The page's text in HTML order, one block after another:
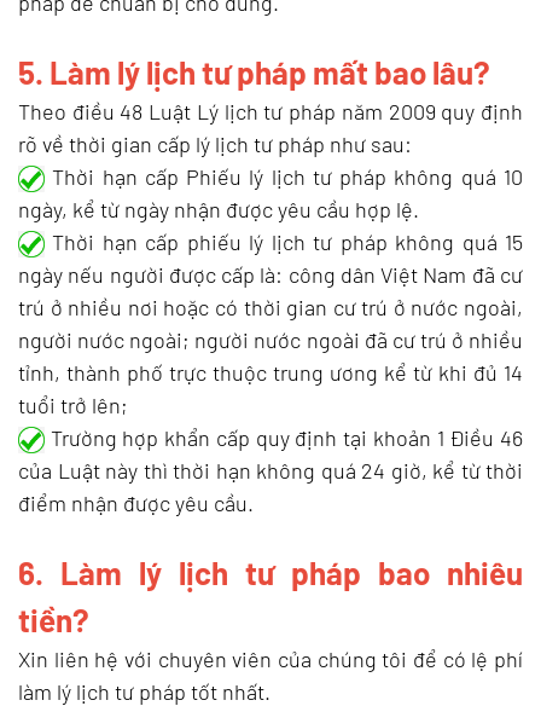
5. Làm lý lịch tư pháp mất bao lâu?
Theo điều 48 Luật Lý lịch tư pháp năm 2009 quy định
rõ về thời gian cấp lý lịch tư pháp như sau:
Thời hạn cấp Phiếu lý lịch tư pháp không quá 10
ngày, kể từ ngày nhận được yêu cầu hợp lệ.
Thời hạn cấp phiếu lý lịch tư pháp không quá 15
ngày nếu người được cấp là: công dân Việt Nam đã cư
trú ở nhiều nơi hoặc có thời gian cư trú ở nước ngoài,
người nước ngoài; người nước ngoài đã cư trú ở nhiều
tỉnh, thành phố trực thuộc trung ương kể từ khi đủ 14
tuổi trở lên;
Trường hợp khẩn cấp quy định tại khoản 1 Điều 46
của Luật này thì thời hạn không quá 24 giờ, kể từ thời
điểm nhận được yêu cầu.
6. Làm lý lịch tư pháp bao nhiêu
tiền?
Xin liên hệ với chuyên viên của chúng tôi để có lệ phí
làm lý lịch tư pháp tốt nhất.